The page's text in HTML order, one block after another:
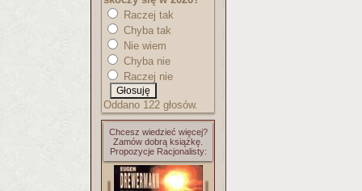
Raczej tak
Chyba tak
Nie wiem
Chyba nie
Raczej nie
Oddano 122 głosów.
Chcesz wiedzieć więcej?
Zamów dobrą książkę.
Propozycje Racjonalisty: